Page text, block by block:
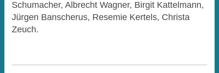
Schumacher, Albrecht Wagner, Birgit Kattelmann,
Jürgen Banscherus, Resemie Kertels, Christa
Zeuch.